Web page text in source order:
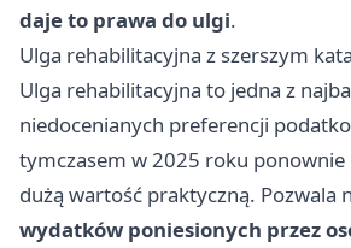
daje to prawa do ulgi.
Ulga rehabilitacyjna z szerszym
Ulga rehabilitacyjna to jedna z
niedocenianych preferencji
tymczasem w 2025 roku
dużą wartość praktyczną. Pozwala
wydatków poniesionych przez